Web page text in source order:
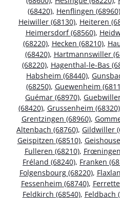
(68420), Henflingen (68960)
Heiwiller (68130), Heiteren
Heimersdorf (68560),
(68220), Hecken (68210),
(68420), Hartmannswiller
(68220), Hagenthal-le-Bas
Habsheim (68440),
(68250), Guewenheim
Guémar (68970),
(68420), Grussenheim (68320)
Grentzingen (68960),
Altenbach (68760), Gildwiller
Geispitzen (68510),
Fulleren (68210),
Fréland (68240), Franken
Folgensbourg (68220),
Fessenheim (68740),
Feldkirch (68540), Feldbach